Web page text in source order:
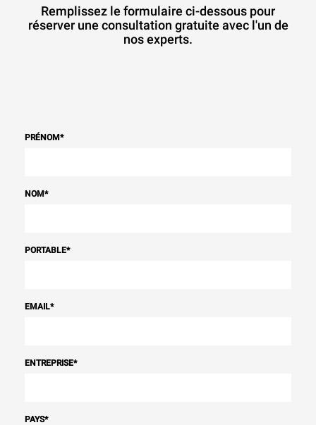
Remplissez le formulaire ci-dessous pour
réserver une consultation gratuite avec l'un de
nos experts.
PRÉNOM*
NOM*
PORTABLE*
EMAIL*
ENTREPRISE*
PAYS*